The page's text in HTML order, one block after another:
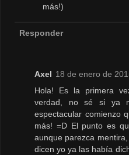
más!)
Responder
Axel 18 de enero de
Hola! Es la primera
verdad, no sé si ya
espectacular comienzo
más! =D El punto es
aunque parezca
dicen yo ya las había